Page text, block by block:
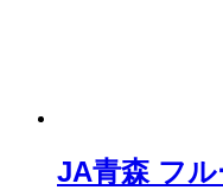
JA青森 フ